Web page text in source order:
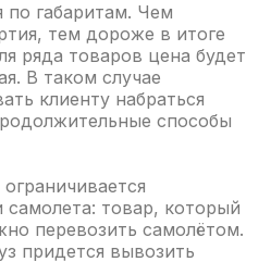
габаритам. Чем
тем дороже в итоге
ряда товаров цена будет
В таком случае
клиенту набраться
способы
товар, который
перевозить самолётом.
придется вывозить